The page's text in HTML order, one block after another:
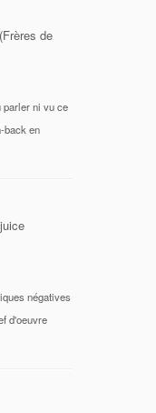
de
parler ni vu ce
back en
négatives
d'oeuvre